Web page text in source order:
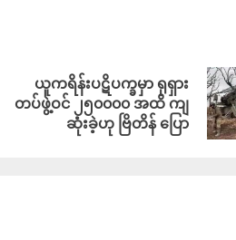
ယူကရိန်းပဋိပက္ခမှာ ရုရှား
တပ်ဖွဲ့ဝင် ၂၅၀၀၀၀ အထိ ကျ
ဆုံးခဲ့ဟု ဗြိတိန် ပြော